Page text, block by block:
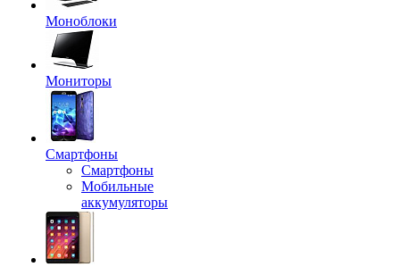
Моноблоки
Мониторы
Смартфоны
Смартфоны
Мобильные
аккумуляторы